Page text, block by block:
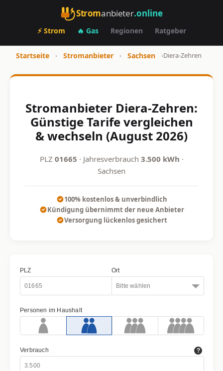
Stromanbieter.online
⚡ Strom 🔥 Gas Regionen Ratgeber
Startseite › Stromanbieter › Sachsen ›Diera-Zehren
Stromanbieter Diera-Zehren:
Günstige Tarife vergleichen
& wechseln (August 2026)
PLZ 01665 · Jahresverbrauch 3.500 kWh ·
Sachsen
100% kostenlos & unverbindlich
Kündigung übernimmt der neue Anbieter
Versorgung lückenlos gesichert